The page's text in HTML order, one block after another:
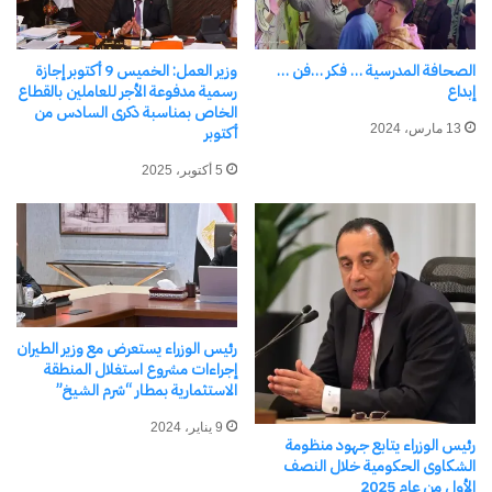
قلتُ لكِ، وقلبي يذوي: “لمَ تختمين أكتافنا بوشم
اليباب؟ ألم يؤنسكِ حبي؟ لمَ الرحيل؟ أتريدين أن ننظر
معًا في وجه الفناء؟ أن نتلمس طريقًا أعمى إلى جحيمٍ
لا نجاة منه؟”
سقطتُ على الأرض، وصرختُ بصوتي المحترق:
“انزعي عن جسدكِ ثوب خطتكِ العمياء، لا ترحلي،
سأحترق، سأتمزق، سأنهدم.” ونكستُ رأسي تحت
قدميكِ، سفحتُ دموعي على موطئكِ، قلتُ برجاء
“سوف تهجر الملائكة مطايا حمام قصركِ، ستترك
الطيور أوكارها، وتجف الأنهار، ويهوى القصر فوق كل
الأبرياء. ألا ترين كيف يتحطم كل شيء؟”
الصحافة المدرسية … فكر …فن …
إبداع
13 مارس، 2024
وزير العمل: الخميس 9 أكتوبر إجازة
رسمية مدفوعة الأجر للعاملين بالقطاع
الخاص بمناسبة ذكرى السادس من
أكتوبر
5 أكتوبر، 2025
رئيس الوزراء يتابع جهود منظومة
الشكاوى الحكومية خلال النصف
الأول من عام 2025
رئيس الوزراء يستعرض مع وزير الطيران
إجراءات مشروع استغلال المنطقة
الاستثمارية بمطار “شرم الشيخ”
9 يناير، 2024